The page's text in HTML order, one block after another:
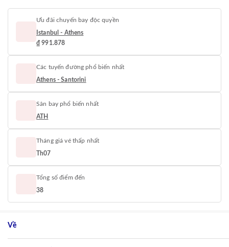
Ưu đãi chuyến bay độc quyền
Istanbul - Athens
₫ 991.878
Các tuyến đường phổ biến nhất
Athens - Santorini
Sân bay phổ biến nhất
ATH
Tháng giá vé thấp nhất
Th07
Tổng số điểm đến
38
Về